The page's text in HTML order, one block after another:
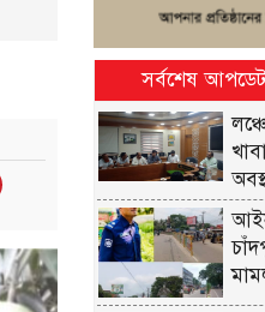
সর্বশেষ আপডেট